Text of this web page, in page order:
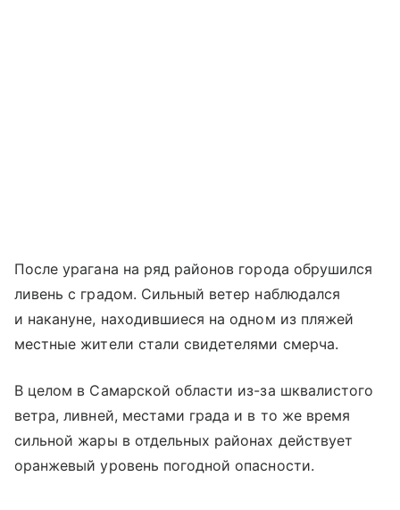
После урагана на ряд районов города обрушился
ливень с градом. Сильный ветер наблюдался
и накануне, находившиеся на одном из пляжей
местные жители стали свидетелями смерча.
В целом в Самарской области из-за шквалистого
ветра, ливней, местами града и в то же время
сильной жары в отдельных районах действует
оранжевый уровень погодной опасности.